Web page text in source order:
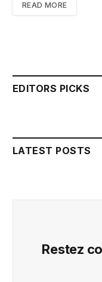
READ MORE
EDITORS PICKS
LATEST POSTS
Restez